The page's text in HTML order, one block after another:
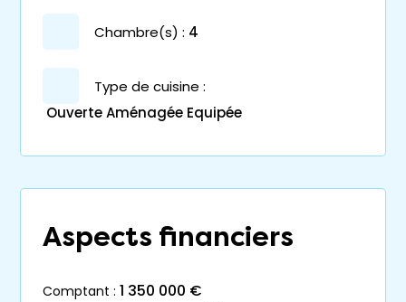
chambre(s) : 4
Type de cuisine :
Ouverte Aménagée Equipée
Aspects financiers
comptant : 1 350 000 €